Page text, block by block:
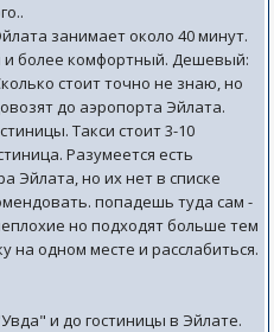
занимает около 40 минут.
более комфортный. Дешевый:
стоит точно не знаю, но
до аэропорта Эйлата.
Такси стоит 3-10
Разумеется есть
Эйлата, но их нет в списке
попадешь туда сам -
но подходят больше тем
на одном месте и расслабиться.
и до гостиницы в Эйлате.